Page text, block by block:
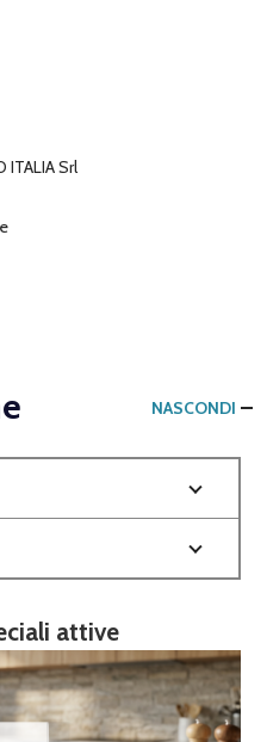
ITALIA Srl
NASCONDI
attive